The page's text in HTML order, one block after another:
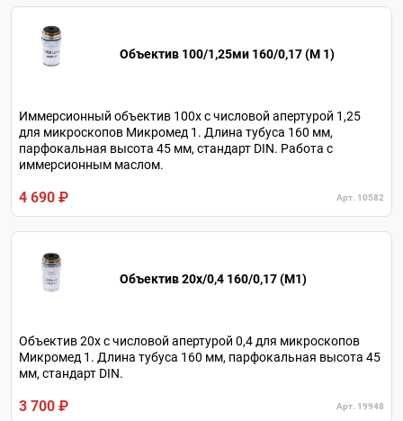
Объектив 100/1,25ми 160/0,17 (М 1)
Иммерсионный объектив 100х с числовой апертурой 1,25
для микроскопов Микромед 1. Длина тубуса 160 мм,
парфокальная высота 45 мм, стандарт DIN. Работа с
иммерсионным маслом.
4 690 ₽ Арт. 10582
Объектив 20х/0,4 160/0,17 (М1)
Объектив 20х с числовой апертурой 0,4 для микроскопов
Микромед 1. Длина тубуса 160 мм, парфокальная высота 45
мм, стандарт DIN.
3 700 ₽ Арт. 19948